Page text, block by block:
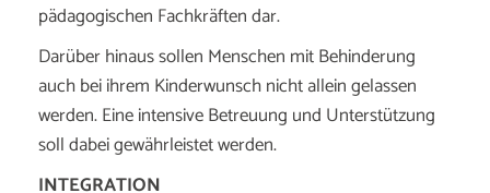
pädagogischen Fachkräften dar.
Darüber hinaus sollen Menschen mit Behinderung
auch bei ihrem Kinderwunsch nicht allein gelassen
werden. Eine intensive Betreuung und Unterstützung
soll dabei gewährleistet werden.
INTEGRATION